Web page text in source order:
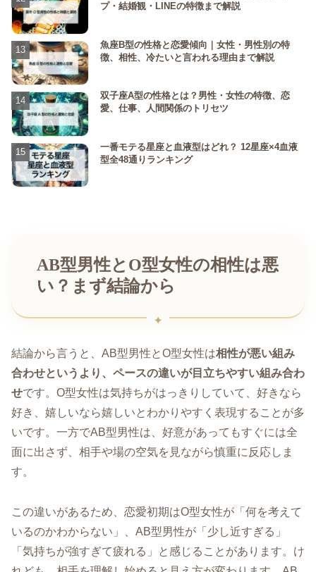
プ・結婚観・LINEの特徴まで解説
魚座B型の性格と恋愛傾向｜女性・男性別の特
徴、相性、冷たいと言われる理由まで解説
双子座A型の性格とは？男性・女性の特徴、恋
愛、仕事、人間関係のトリセツ
一番モテる星座と血液型はどれ？ 12星座×4血液
型全48通りランキング
AB型男性とO型女性の相性は悪
い？まず結論から
結論から言うと、AB型男性とO型女性は相性が悪い組み
合わせというより、ペースの違いが目立ちやすい組み合わ
せです。O型女性は気持ちがはっきりしていて、好きなら
好き、嬉しいなら嬉しいとわかりやすく表現することが多
いです。一方でAB型男性は、好意があってもすぐには全
面に出さず、相手や場の空気を見ながら慎重に反応しま
す。
この違いがあるため、恋愛初期はO型女性が「何を考えて
いるのかわからない」、AB型男性が「少し近すぎる」
「気持ちが強すぎて疲れる」と感じることがあります。け